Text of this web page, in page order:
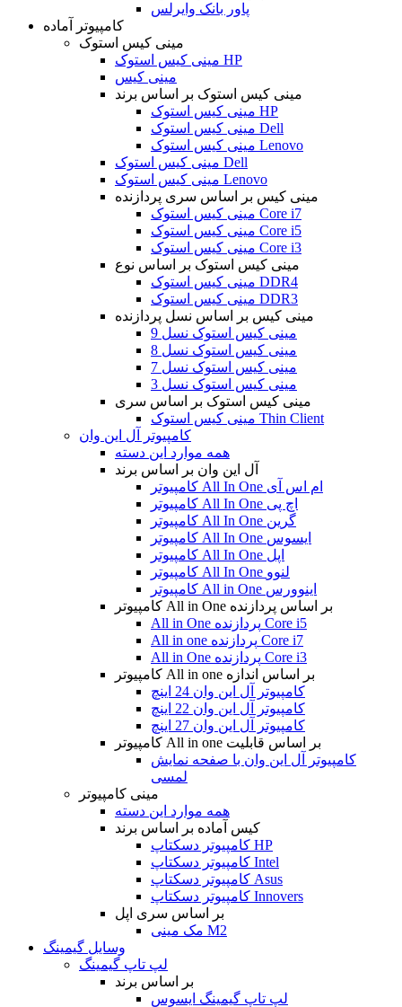
پاور بانک وایرلس
کامپیوتر آماده
مینی کیس استوک
مینی کیس استوک HP
مینی کیس
مینی کیس استوک بر اساس برند
مینی کیس استوک HP
مینی کیس استوک Dell
مینی کیس استوک Lenovo
مینی کیس استوک Dell
مینی کیس استوک Lenovo
مینی کیس بر اساس سری پردازنده
مینی کیس استوک Core i7
مینی کیس استوک Core i5
مینی کیس استوک Core i3
مینی کیس استوک بر اساس نوع
مینی کیس استوک DDR4
مینی کیس استوک DDR3
مینی کیس بر اساس نسل پردازنده
مینی کیس استوک نسل 9
مینی کیس استوک نسل 8
مینی کیس استوک نسل 7
مینی کیس استوک نسل 3
مینی کیس استوک بر اساس سری
مینی کیس استوک Thin Client
کامپیوتر آل این وان
همه موارد این دسته
آل این وان بر اساس برند
کامپیوتر All In One ام اس آی
کامپیوتر All In One اچ پی
کامپیوتر All In One گرین
کامپیوتر All In One ایسوس
کامپیوتر All In One اپل
کامپیوتر All In One لنوو
کامپیوتر All in One اینوورس
کامپیوتر All in One بر اساس پردازنده
All in One پردازنده Core i5
All in one پردازنده Core i7
All in One پردازنده Core i3
کامپیوتر All in one بر اساس اندازه
کامپیوتر آل این وان 24 اینچ
کامپیوتر آل این وان 22 اینچ
کامپیوتر آل این وان 27 اینچ
کامپیوتر All in one بر اساس قابلیت
کامپیوتر آل این وان با صفحه نمایش
لمسی
مینی کامپیوتر
همه موارد این دسته
کیس آماده بر اساس برند
کامپیوتر دسکتاپ HP
کامپیوتر دسکتاپ Intel
کامپیوتر دسکتاپ Asus
کامپیوتر دسکتاپ Innovers
بر اساس سری اپل
مک مینی M2
وسایل گیمینگ
لپ تاپ گیمینگ
بر اساس برند
لپ تاپ گیمینگ ایسوس